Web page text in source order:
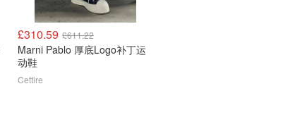
£310.59 £611.22
Marni Pablo 厚底Logo补丁运
动鞋
Cettire